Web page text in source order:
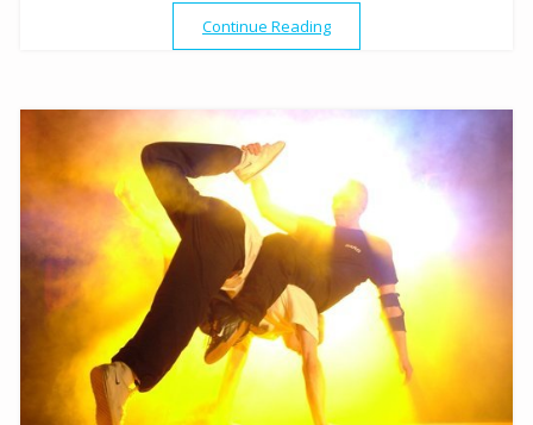
Continue Reading”Hitta kärleken med musik